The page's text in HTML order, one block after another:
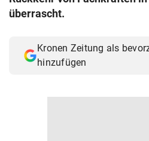
überrascht.
Kronen Zeitung als
hinzufügen